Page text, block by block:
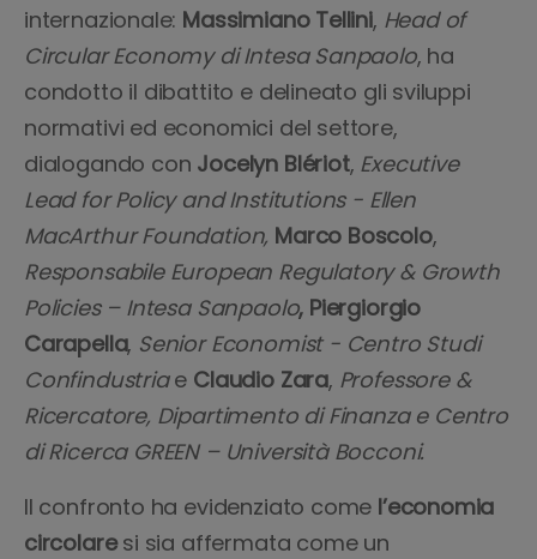
internazionale: Massimiano Tellini, Head of
Circular Economy di Intesa Sanpaolo, ha
condotto il dibattito e delineato gli sviluppi
normativi ed economici del settore,
dialogando con Jocelyn Blériot, Executive
Lead for Policy and Institutions - Ellen
MacArthur Foundation, Marco Boscolo,
Responsabile European Regulatory & Growth
Policies – Intesa Sanpaolo, Piergiorgio
Carapella, Senior Economist - Centro Studi
Confindustriae Claudio Zara, Professore &
Ricercatore, Dipartimento di Finanza e Centro
di Ricerca GREEN – Università Bocconi.
Il confronto ha evidenziato come l’economia
circolaresi sia affermata come un